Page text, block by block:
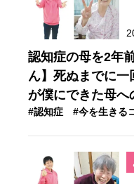
認知症の母を2年
ん】死ぬまでに
が僕にできた母へ
#認知症 #今を生きる